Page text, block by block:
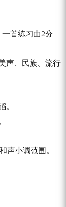
首练习曲2分
声、民族、流行
。
声小调范围。